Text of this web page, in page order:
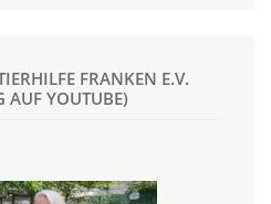
FRANKEN E.V.
AUF YOUTUBE)